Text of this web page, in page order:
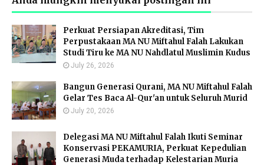
Perkuat Persiapan Akreditasi, Tim
Perpustakaan MA NU Miftahul Falah Lakukan
Studi Tiru ke MA NU Nahdlatul Muslimin Kudus
July 26, 2026
Bangun Generasi Qurani, MA NU Miftahul Falah
Gelar Tes Baca Al-Qur'an untuk Seluruh Murid
July 20, 2026
Delegasi MA NU Miftahul Falah Ikuti Seminar
Konservasi PEKAMURIA, Perkuat Kepedulian
Generasi Muda terhadap Kelestarian Muria